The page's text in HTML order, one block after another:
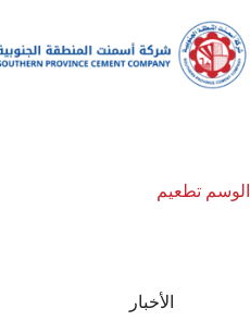
الوسم تطعيم
الأخبار